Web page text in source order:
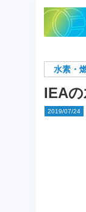
水素・
IEA
2019/07/24